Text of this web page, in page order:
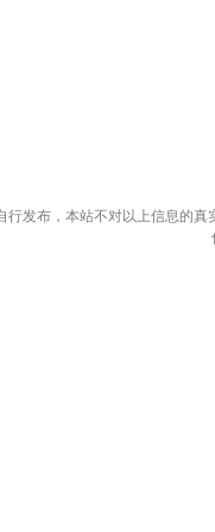
发布，本站不对以上信息的